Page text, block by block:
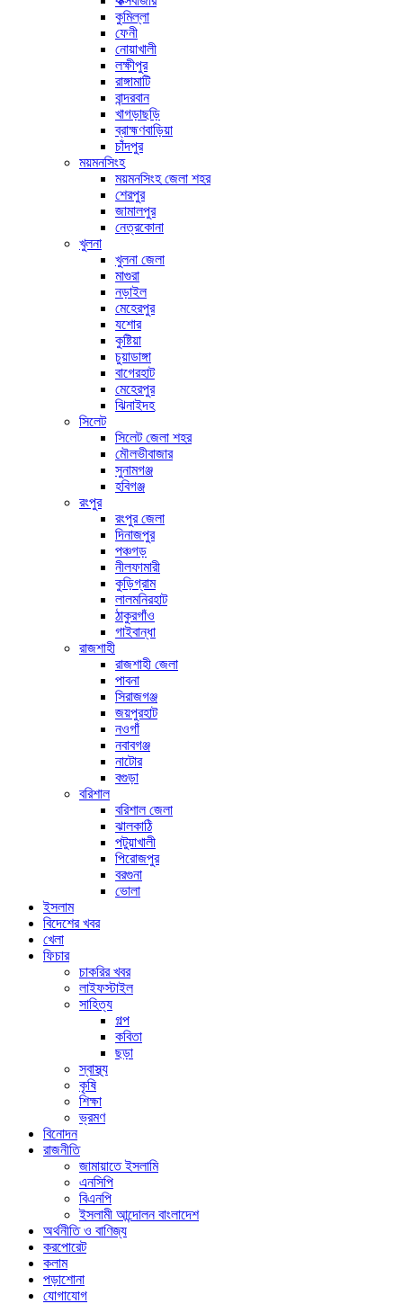
কুমিল্লা
ফেনী
নোয়াখালী
লক্ষীপুর
রাঙ্গামাটি
বান্দরবান
খাগড়াছড়ি
ব্রাহ্মণবাড়িয়া
চাঁদপুর
ময়মনসিংহ
ময়মনসিংহ জেলা শহর
শেরপুর
জামালপুর
নেত্রকোনা
খুলনা
খুলনা জেলা
মাগুরা
নড়াইল
মেহেরপুর
যশোর
কুষ্টিয়া
চুয়াডাঙ্গা
বাগেরহাট
মেহেরপুর
ঝিনাইদহ
সিলেট
সিলেট জেলা শহর
মৌলভীবাজার
সুনামগঞ্জ
হবিগঞ্জ
রংপুর
রংপুর জেলা
দিনাজপুর
পঞ্চগড়
নীলফামারী
কুড়িগ্রাম
লালমনিরহাট
ঠাকুরগাঁও
গাইবান্ধা
রাজশাহী
রাজশাহী জেলা
পাবনা
সিরাজগঞ্জ
জয়পুরহাট
নওগাঁ
নবাবগঞ্জ
নাটোর
বগুড়া
বরিশাল
বরিশাল জেলা
ঝালকাঠি
পটুয়াখালী
পিরোজপুর
বরগুনা
ভোলা
ইসলাম
বিদেশের খবর
খেলা
ফিচার
চাকরির খবর
লাইফস্টাইল
সাহিত্য
গল্প
কবিতা
ছড়া
স্বাস্থ্য
কৃষি
শিক্ষা
ভ্রমণ
বিনোদন
রাজনীতি
জামায়াতে ইসলামি
এনসিপি
বিএনপি
ইসলামী আন্দোলন বাংলাদেশ
অর্থনীতি ও বাণিজ্য
করপোরেট
কলাম
পড়াশোনা
যোগাযোগ